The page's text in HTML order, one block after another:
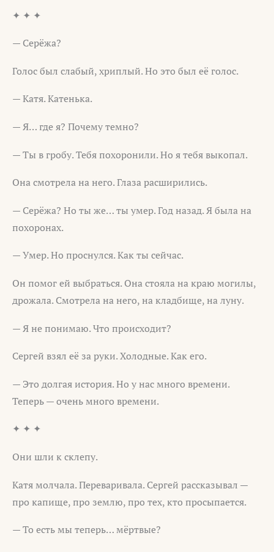
✦ ✦ ✦
— Серёжа?
Голос был слабый, хриплый. Но это был её голос.
— Катя. Катенька.
— Я… где я? Почему темно?
— Ты в гробу. Тебя похоронили. Но я тебя выкопал.
Она смотрела на него. Глаза расширились.
— Серёжа? Но ты же… ты умер. Год назад. Я была на
похоронах.
— Умер. Но проснулся. Как ты сейчас.
Он помог ей выбраться. Она стояла на краю могилы,
дрожала. Смотрела на него, на кладбище, на луну.
— Я не понимаю. Что происходит?
Сергей взял её за руки. Холодные. Как его.
— Это долгая история. Но у нас много времени.
Теперь — очень много времени.
✦ ✦ ✦
Они шли к склепу.
Катя молчала. Переваривала. Сергей рассказывал —
про капище, про землю, про тех, кто просыпается.
— То есть мы теперь… мёртвые?